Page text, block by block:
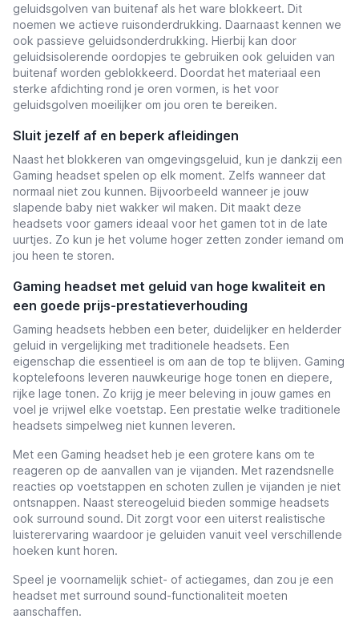
geluidsgolven van buitenaf als het ware blokkeert. Dit
noemen we actieve ruisonderdrukking. Daarnaast kennen we
ook passieve geluidsonderdrukking. Hierbij kan door
geluidsisolerende oordopjes te gebruiken ook geluiden van
buitenaf worden geblokkeerd. Doordat het materiaal een
sterke afdichting rond je oren vormen, is het voor
geluidsgolven moeilijker om jou oren te bereiken.
Sluit jezelf af en beperk afleidingen
Naast het blokkeren van omgevingsgeluid, kun je dankzij een
Gaming headset spelen op elk moment. Zelfs wanneer dat
normaal niet zou kunnen. Bijvoorbeeld wanneer je jouw
slapende baby niet wakker wil maken. Dit maakt deze
headsets voor gamers ideaal voor het gamen tot in de late
uurtjes. Zo kun je het volume hoger zetten zonder iemand om
jou heen te storen.
Gaming headset met geluid van hoge kwaliteit en
een goede prijs-prestatieverhouding
Gaming headsets hebben een beter, duidelijker en helderder
geluid in vergelijking met traditionele headsets. Een
eigenschap die essentieel is om aan de top te blijven. Gaming
koptelefoons leveren nauwkeurige hoge tonen en diepere,
rijke lage tonen. Zo krijg je meer beleving in jouw games en
voel je vrijwel elke voetstap. Een prestatie welke traditionele
headsets simpelweg niet kunnen leveren.
Met een Gaming headset heb je een grotere kans om te
reageren op de aanvallen van je vijanden. Met razendsnelle
reacties op voetstappen en schoten zullen je vijanden je niet
ontsnappen. Naast stereogeluid bieden sommige headsets
ook surround sound. Dit zorgt voor een uiterst realistische
luisterervaring waardoor je geluiden vanuit veel verschillende
hoeken kunt horen.
Speel je voornamelijk schiet- of actiegames, dan zou je een
headset met surround sound-functionaliteit moeten
aanschaffen.